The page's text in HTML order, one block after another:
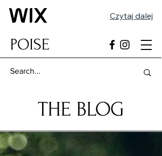
Czytaj dalej